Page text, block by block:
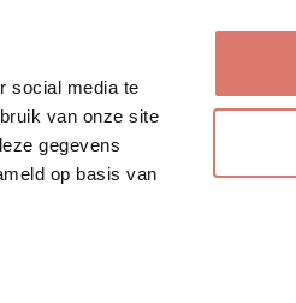
social media te
van onze site
gegevens
op basis van